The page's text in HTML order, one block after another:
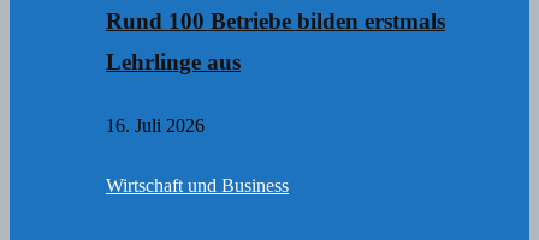
Rund 100 Betriebe bilden erstmals
Lehrlinge aus
16. Juli 2026
Wirtschaft und Business